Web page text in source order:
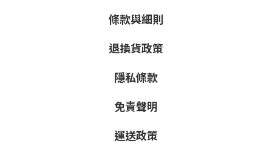
條款與細則
退換貨政策
隱私條款
免責聲明
運送政策